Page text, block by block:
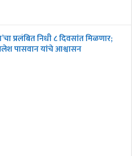
प्रलंबित निधी ८ दिवसांत मिळणार;
पासवान यांचे आश्वासन